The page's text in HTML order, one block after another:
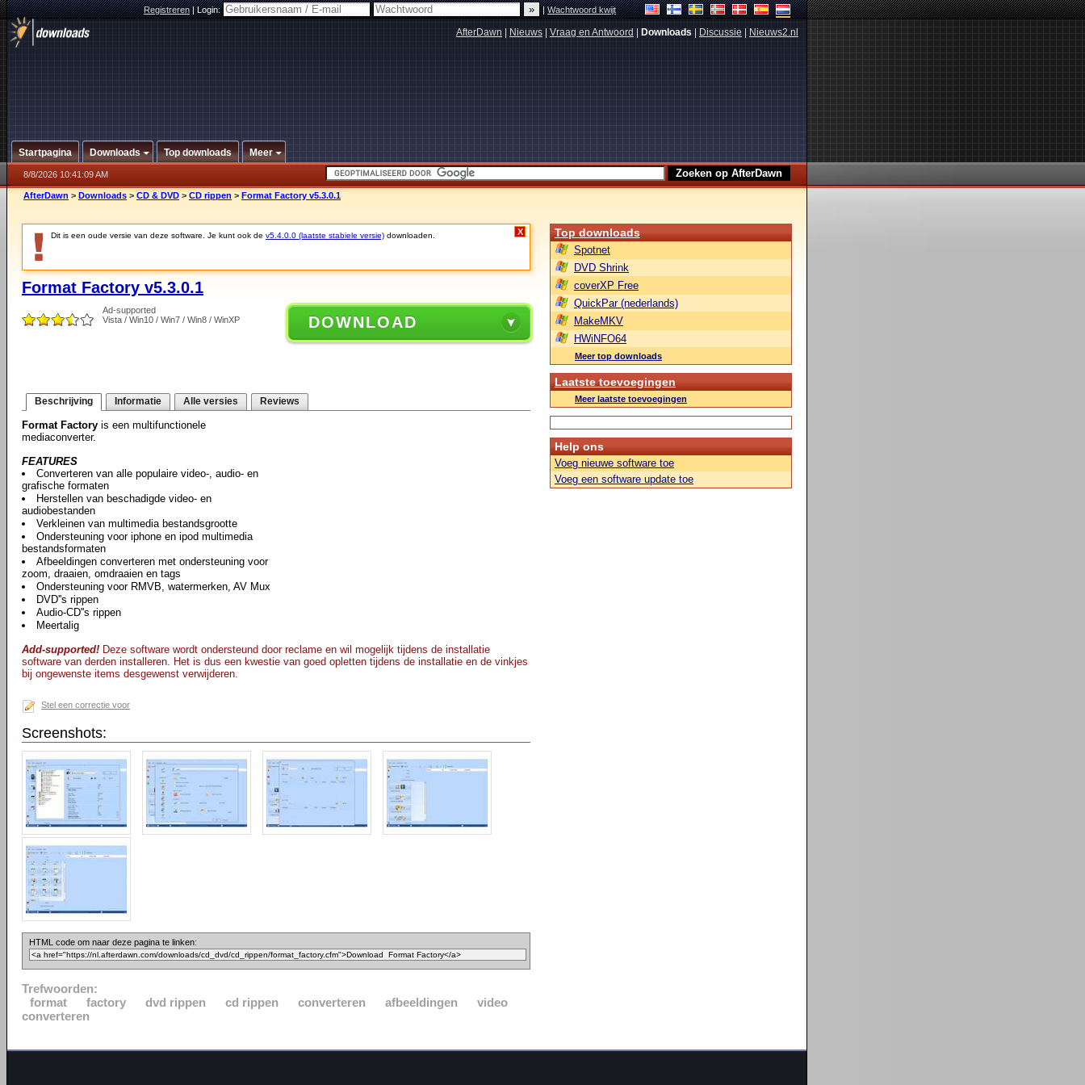
Registreren|Login: |Wachtwoord kwijt
AfterDawn Nieuws Vraag en Antwoord Downloads Discussie Nieuws2.nl
Startpagina Downloads Top downloads Meer
8/8/2026 10:41:09 AM
AfterDawn > Downloads > CD & DVD > CD rippen > Format Factory v5.3.0.1
Dit is een oude versie van deze software. Je kunt ook de v5.4.0.0 (laatste stabiele versie) downloaden. X
Format Factory v5.3.0.1
Ad-supported
Vista / Win10 / Win7 / Win8 / WinXP
DOWNLOAD
Beschrijving Informatie Alle versies Reviews
Format Factory is een multifunctionele
mediaconverter.
FEATURES
Converteren van alle populaire video-, audio- en
grafische formaten
Herstellen van beschadigde video- en
audiobestanden
Verkleinen van multimedia bestandsgrootte
Ondersteuning voor iphone en ipod multimedia
bestandsformaten
Afbeeldingen converteren met ondersteuning voor
zoom, draaien, omdraaien en tags
Ondersteuning voor RMVB, watermerken, AV Mux
DVD''s rippen
Audio-CD''s rippen
Meertalig
Add-supported! Deze software wordt ondersteund door reclame en wil mogelijk tijdens de installatie
software van derden installeren. Het is dus een kwestie van goed opletten tijdens de installatie en de vinkjes
bij ongewenste items desgewenst verwijderen.
Stel een correctie voor
Screenshots:
HTML code om naar deze pagina te linken:
Trefwoorden:
format
factory dvd rippen cd rippen converteren afbeeldingen
video
converteren
Top downloads
Spotnet
DVD Shrink
coverXP Free
QuickPar (nederlands)
MakeMKV
HWiNFO64
Meer top downloads
Laatste toevoegingen
Meer laatste toevoegingen
Help ons
Voeg nieuwe software toe
Voeg een software update toe